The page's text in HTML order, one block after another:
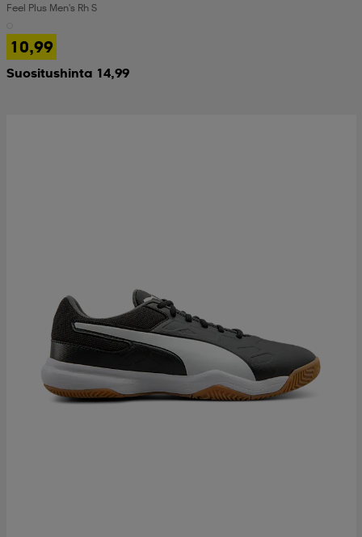
Feel Plus Men's Rh S
10,99
Suositushinta 14,99